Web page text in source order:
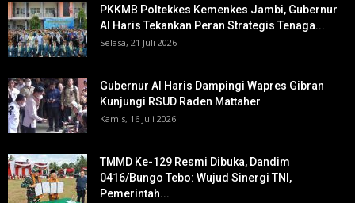
PKKMB Poltekkes Kemenkes Jambi, Gubernur
Al Haris Tekankan Peran Strategis Tenaga...
Selasa, 21 Juli 2026
Gubernur Al Haris Dampingi Wapres Gibran
Kunjungi RSUD Raden Mattaher
Kamis, 16 Juli 2026
TMMD Ke-129 Resmi Dibuka, Dandim
0416/Bungo Tebo: Wujud Sinergi TNI,
Pemerintah...